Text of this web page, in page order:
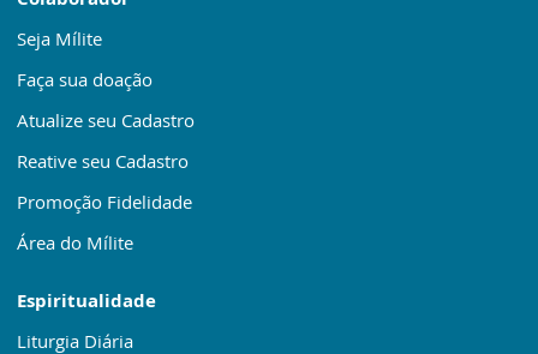
Seja Mílite
Faça sua doação
Atualize seu Cadastro
Reative seu Cadastro
Promoção Fidelidade
Área do Mílite
Espiritualidade
Liturgia Diária